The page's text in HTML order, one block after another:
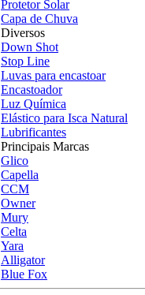
Protetor Solar
Capa de Chuva
Diversos
Down Shot
Stop Line
Luvas para encastoar
Encastoador
Luz Química
Elástico para Isca Natural
Lubrificantes
Principais Marcas
Glico
Capella
CCM
Owner
Mury
Celta
Yara
Alligator
Blue Fox